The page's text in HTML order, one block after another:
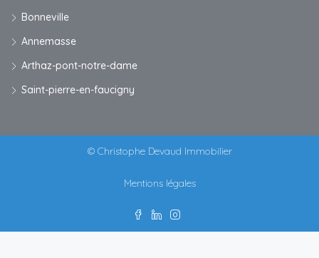
Bonneville
Annemasse
Arthaz-pont-notre-dame
Saint-pierre-en-faucigny
© Christophe Devaud Immobilier
Mentions légales